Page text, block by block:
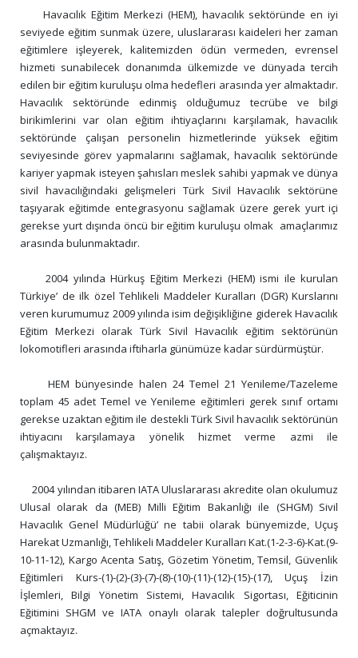
     Havacılık Eğitim Merkezi (HEM), havacılık sektöründe en iyi
seviyede eğitim sunmak üzere, uluslararası kaideleri her zaman
eğitimlere işleyerek, kalitemizden ödün vermeden, evrensel
hizmeti sunabilecek donanımda ülkemizde ve dünyada tercih
edilen bir eğitim kuruluşu olma hedefleri arasında yer almaktadır.
Havacılık sektöründe edinmiş olduğumuz tecrübe ve bilgi
birikimlerini var olan eğitim ihtiyaçlarını karşılamak, havacılık
sektöründe çalışan personelin hizmetlerinde yüksek eğitim
seviyesinde görev yapmalarını sağlamak, havacılık sektöründe
kariyer yapmak isteyen şahısları meslek sahibi yapmak ve dünya
sivil havacılığındaki gelişmeleri Türk Sivil Havacılık sektörüne
taşıyarak eğitimde entegrasyonu sağlamak üzere gerek yurt içi
gerekse yurt dışında öncü bir eğitim kuruluşu olmak  amaçlarımız
arasında bulunmaktadır.
     2004 yılında Hürkuş Eğitim Merkezi (HEM) ismi ile kurulan
Türkiye’ de ilk özel Tehlikeli Maddeler Kuralları (DGR) Kurslarını
veren kurumumuz 2009 yılında isim değişikliğine giderek Havacılık
Eğitim Merkezi olarak Türk Sivil Havacılık eğitim sektörünün
lokomotifleri arasında iftiharla günümüze kadar sürdürmüştür.
toplam 45 adet Temel ve Yenileme eğitimleri gerek sınıf ortamı
gerekse uzaktan eğitim ile destekli Türk Sivil havacılık sektörünün
ihtiyacını karşılamaya yönelik hizmet verme azmi ile
çalışmaktayız.
     2004 yılından itibaren IATA Uluslararası akredite olan okulumuz
Ulusal olarak da (MEB) Milli Eğitim Bakanlığı ile (SHGM) Sivil
Havacılık Genel Müdürlüğü’ ne tabii olarak bünyemizde, Uçuş
Harekat Uzmanlığı, Tehlikeli Maddeler Kuralları Kat.(1-2-3-6)-Kat.(9-
10-11-12), Kargo Acenta Satış, Gözetim Yönetim, Temsil, Güvenlik
Eğitimleri Kurs-(1)-(2)-(3)-(7)-(8)-(10)-(11)-(12)-(15)-(17), Uçuş İzin
İşlemleri, Bilgi Yönetim Sistemi, Havacılık Sigortası, Eğiticinin
Eğitimini SHGM ve IATA onaylı olarak talepler doğrultusunda
açmaktayız.